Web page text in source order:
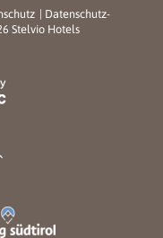
| Datenschutz-
Stelvio Hotels